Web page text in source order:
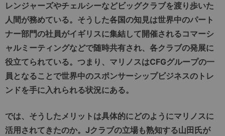
レンジャーズやチェルシーなどビッグクラブを渡り歩いた
人間が務めている。そうした各国の知見は世界中のパート
ナー部門の社員がイギリスに集結して開催されるコマーシ
ャルミーティングなどで随時共有され、各クラブの発展に
役立てられている。つまり、マリノスはCFGグループの一
員となることで世界中のスポンサーシップビジネスのトレ
ンドを手に入れられる状況にある。
では、そうしたメリットは具体的にどのようにマリノスに
活用されてきたのか。Jクラブの立場も熟知する山田氏が